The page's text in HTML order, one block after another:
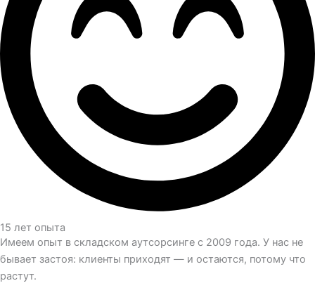
15 лет опыта
Имеем опыт в складском аутсорсинге с 2009 года. У нас не
бывает застоя: клиенты приходят — и остаются, потому что
растут.